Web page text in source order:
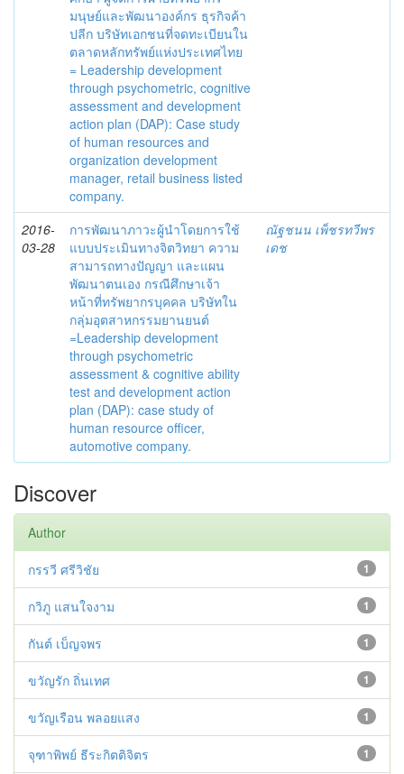
มนุษย์และพัฒนาองค์กร ธุรกิจค้า
ปลีก บริษัทเอกชนที่จดทะเบียนใน
ตลาดหลักทรัพย์แห่งประเทศไทย
= Leadership development
through psychometric, cognitive
assessment and development
action plan (DAP): Case study
of human resources and
organization development
manager, retail business listed
company.
2016-
03-28
การพัฒนาภาวะผู้นำโดยการใช้
แบบประเมินทางจิตวิทยา ความ
สามารถทางปัญญา และแผน
พัฒนาตนเอง กรณีศึกษาเจ้า
หน้าที่ทรัพยากรบุคคล บริษัทใน
กลุ่มอุตสาหกรรมยานยนต์
=Leadership development
through psychometric
assessment & cognitive ability
test and development action
plan (DAP): case study of
human resource officer,
automotive company.
ณัฐชนน เพ็ชรทวีพร
เดช
Discover
Author
1
กรรวี ศรีวิชัย
1
กวิภู แสนใจงาม
1
กันต์ เบ็ญจพร
1
ขวัญรัก ถิ่นเทศ
1
ขวัญเรือน พลอยแสง
1
จุฑาพิพย์ ธีระกิตติจิตร